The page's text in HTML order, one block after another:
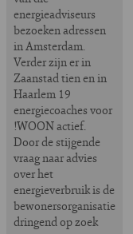
energieadviseurs
bezoeken adressen
in Amsterdam.
Verder zijn er in
Zaanstad tien en in
Haarlem 19
energiecoaches voor
!WOON actief.
Door de stijgende
vraag naar advies
over het
energieverbruik is de
bewonersorganisatie
dringend op zoek